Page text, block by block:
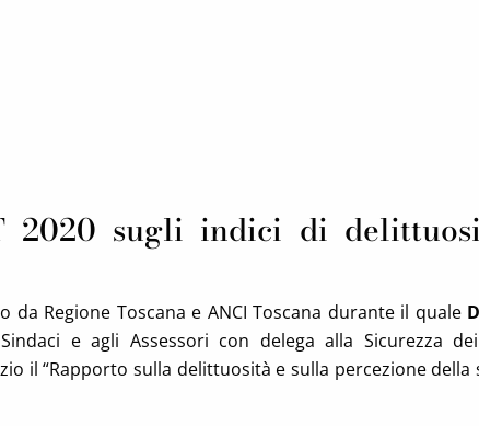
2020 sugli indici di
da Regione Toscana e ANCI Toscana durante il quale
e agli Assessori con delega alla Sicurezza
il “Rapporto sulla delittuosità e sulla percezione della